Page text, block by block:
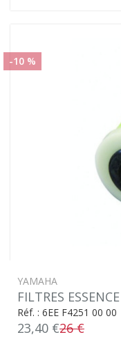
-10 %
YAMAHA
FILTRES ESSENCE
Réf. : 6EE F4251 00 00
23,40 €26 €